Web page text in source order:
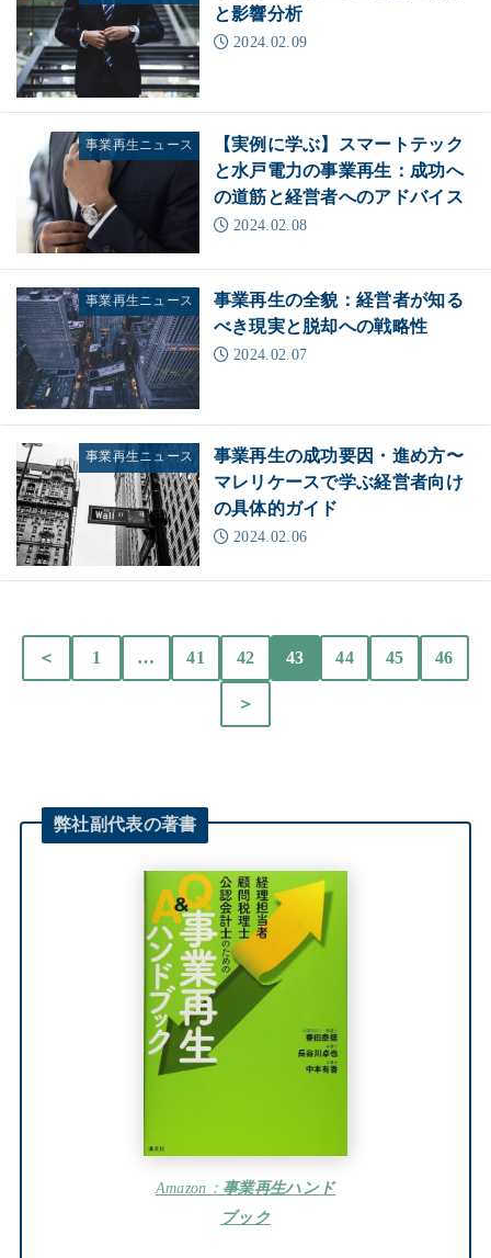
と影響分析
2024.02.09
事業再生ニュース
【実例に学ぶ】スマートテック
と水戸電力の事業再生：成功へ
の道筋と経営者へのアドバイス
2024.02.08
事業再生ニュース
事業再生の全貌：経営者が知る
べき現実と脱却への戦略性
2024.02.07
事業再生ニュース
事業再生の成功要因・進め方〜
マレリケースで学ぶ経営者向け
の具体的ガイド
2024.02.06
＜ 1 … 41 42 43 44 45 46
＞
弊社副代表の著書
Amazon： 事業再生ハンド
ブック